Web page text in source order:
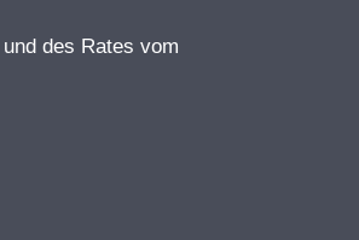
des Rates vom